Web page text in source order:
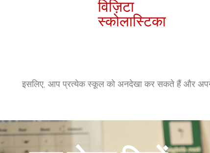
विज़िटा
स्कोलास्टिका
इसलिए, आप प्रत्येक स्कूल को अनदेखा कर सकते हैं और अपने